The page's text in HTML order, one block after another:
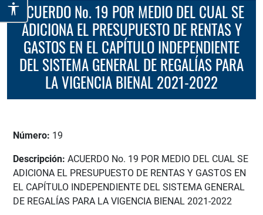
ACUERDO No. 19 POR MEDIO DEL CUAL SE
ADICIONA EL PRESUPUESTO DE RENTAS Y
GASTOS EN EL CAPÍTULO INDEPENDIENTE
DEL SISTEMA GENERAL DE REGALÍAS PARA
LA VIGENCIA BIENAL 2021-2022
Número: 19
Descripción: ACUERDO No. 19 POR MEDIO DEL CUAL SE
ADICIONA EL PRESUPUESTO DE RENTAS Y GASTOS EN
EL CAPÍTULO INDEPENDIENTE DEL SISTEMA GENERAL
DE REGALÍAS PARA LA VIGENCIA BIENAL 2021-2022